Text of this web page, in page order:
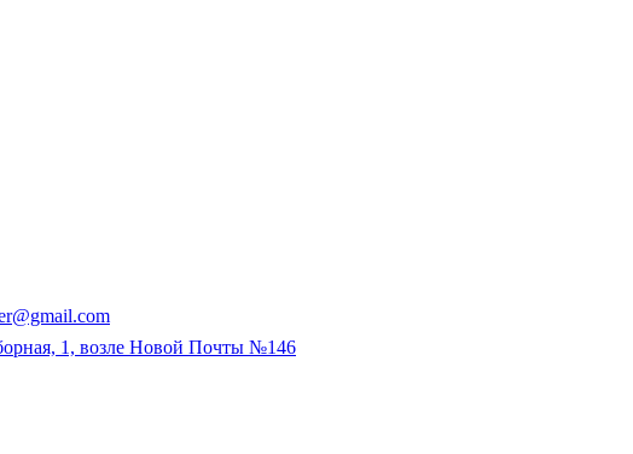
1, возле Новой Почты №146